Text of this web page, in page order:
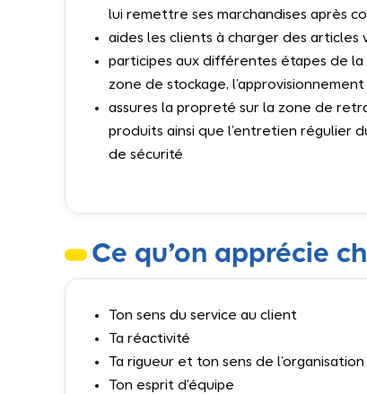
lui remettre ses marchandises après
aides les clients à charger des articles
participes aux différentes étapes de
zone de stockage,
assures la propreté sur la zone de
produits ainsi que l’entretien régulier
de sécurité
Ce qu’on apprécie
Ton sens du service au client
Ta réactivité
Ta rigueur et ton sens de l’organisation
Ton esprit d’équipe